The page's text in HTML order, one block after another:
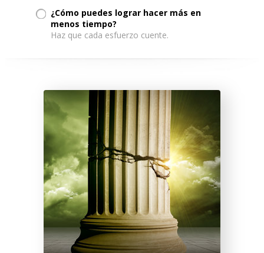
¿Cómo puedes lograr hacer más en
menos tiempo?
Haz que cada esfuerzo cuente.